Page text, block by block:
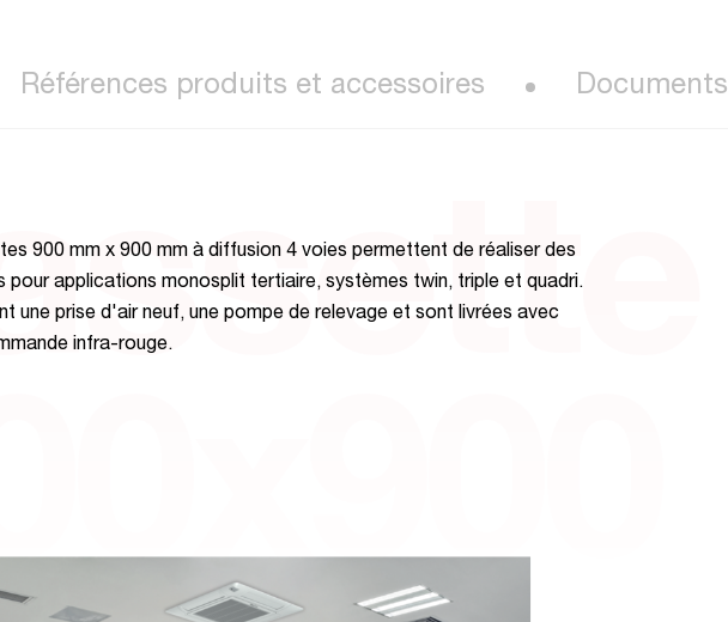
Références produits et accessoires Documents
900 mm x 900 mm à diffusion 4 voies permettent de réaliser des
pour applications monosplit tertiaire, systèmes twin, triple et quadri.
une prise d'air neuf, une pompe de relevage et sont livrées avec
infra-rouge.